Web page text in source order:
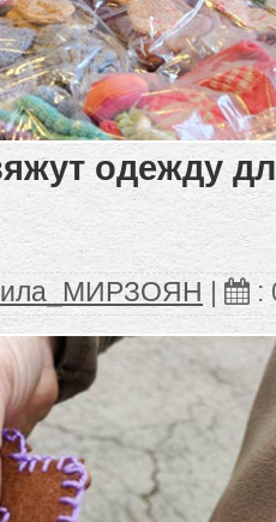
одежду
: